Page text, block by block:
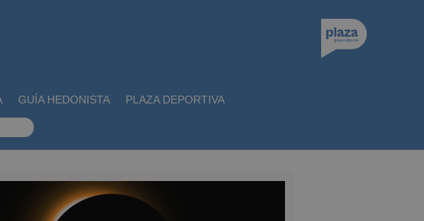
GUÍA HEDONISTA PLAZA DEPORTIVA